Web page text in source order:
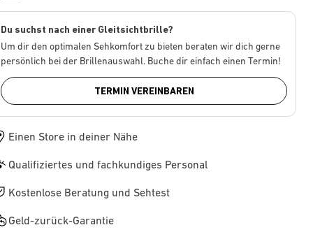
Du suchst nach einer Gleitsichtbrille?
Um dir den optimalen Sehkomfort zu bieten beraten wir dich gerne
persönlich bei der Brillenauswahl. Buche dir einfach einen Termin!
TERMIN VEREINBAREN
Einen Store in deiner Nähe
Qualifiziertes und fachkundiges Personal
Kostenlose Beratung und Sehtest
Geld-zurück-Garantie